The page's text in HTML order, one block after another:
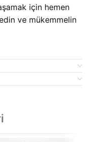
için hemen
ve mükemmelin